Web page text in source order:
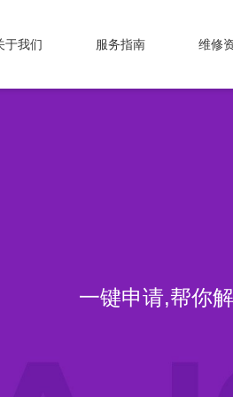
于我们 服务指南 维修
一键申请,帮你